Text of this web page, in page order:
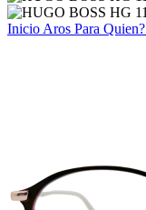
Inicio Aros Para Quien?